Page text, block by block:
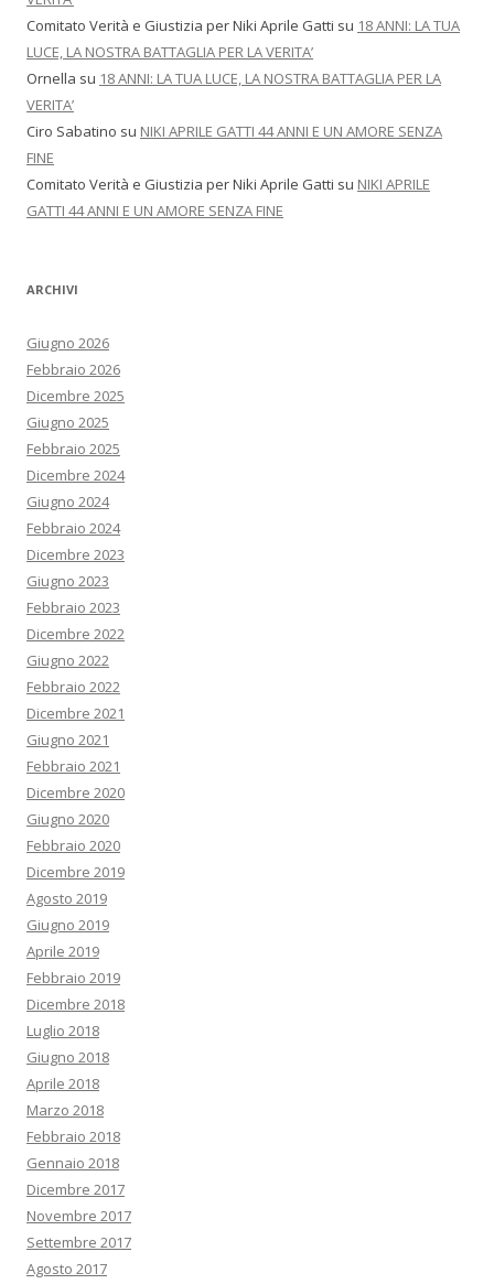
Comitato Verità e Giustizia per Niki Aprile Gatti su 18 ANNI: LA TUA
LUCE, LA NOSTRA BATTAGLIA PER LA VERITA’
Ornella su 18 ANNI: LA TUA LUCE, LA NOSTRA BATTAGLIA PER LA
VERITA’
Ciro Sabatino su NIKI APRILE GATTI 44 ANNI E UN AMORE SENZA
FINE
Comitato Verità e Giustizia per Niki Aprile Gatti su NIKI APRILE
GATTI 44 ANNI E UN AMORE SENZA FINE
ARCHIVI
Giugno 2026
Febbraio 2026
Dicembre 2025
Giugno 2025
Febbraio 2025
Dicembre 2024
Giugno 2024
Febbraio 2024
Dicembre 2023
Giugno 2023
Febbraio 2023
Dicembre 2022
Giugno 2022
Febbraio 2022
Dicembre 2021
Giugno 2021
Febbraio 2021
Dicembre 2020
Giugno 2020
Febbraio 2020
Dicembre 2019
Agosto 2019
Giugno 2019
Aprile 2019
Febbraio 2019
Dicembre 2018
Luglio 2018
Giugno 2018
Aprile 2018
Marzo 2018
Febbraio 2018
Gennaio 2018
Dicembre 2017
Novembre 2017
Settembre 2017
Agosto 2017